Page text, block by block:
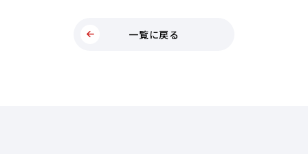
一覧に戻る